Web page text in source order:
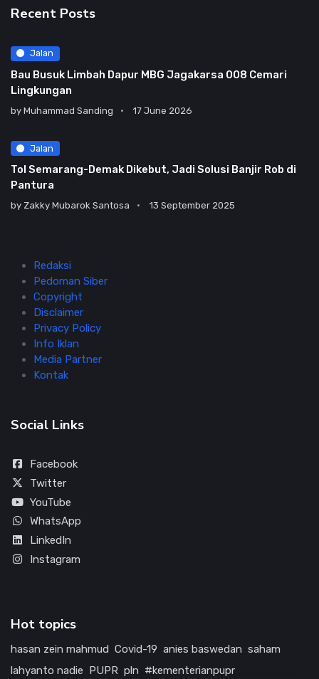
Recent Posts
Jalan
Bau Busuk Limbah Dapur MBG Jagakarsa 008 Cemari
Lingkungan
by Muhammad Sanding 17 June 2026
Jalan
Tol Semarang-Demak Dikebut, Jadi Solusi Banjir Rob di
Pantura
by Zakky Mubarok Santosa 13 September 2025
Redaksi
Pedoman Siber
Copyright
Disclaimer
Privacy Policy
Info Iklan
Media Partner
Kontak
Social Links
Facebook
Twitter
YouTube
WhatsApp
LinkedIn
Instagram
Hot topics
hasan zein mahmud Covid-19 anies baswedan saham
lahyanto nadie PUPR pln #kementerianpupr